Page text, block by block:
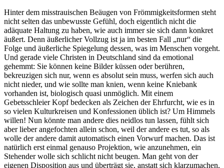
Hinter dem misstrauischen Beäugen von Frömmigkeitsformen steht
nicht selten das unbewusste Gefühl, doch eigentlich nicht die
adäquate Haltung zu haben, wie auch immer sie sich dann konkret
äußert. Denn äußerlicher Vollzug ist ja im besten Fall „nur“ die
Folge und äußerliche Spiegelung dessen, was im Menschen vorgeht.
Und gerade viele Christen in Deutschland sind da emotional
gehemmt: Sie können keine Bilder küssen oder berühren,
bekreuzigen sich nur, wenn es absolut sein muss, werfen sich auch
nicht nieder, und wie sollte man knien, wenn keine Kniebank
vorhanden ist, biologisch quasi unmöglich. Mit einem
Gebetsschleier Kopf bedecken als Zeichen der Ehrfurcht, wie es in
so vielen Kulturkreisen und Konfessionen üblich ist? Um Himmels
willen! Nun könnte man andere dies neidlos tun lassen, fühlt sich
aber lieber angefochten allein schon, weil der andere es tut, so als
wolle der andere damit automatisch einen Vorwurf machen. Das ist
natürlich erst einmal genauso Projektion, wie anzunehmen, ein
Stehender wolle sich schlicht nicht beugen. Man geht von der
eigenen Disposition aus und überträgt sie, anstatt sich klarzumachen,